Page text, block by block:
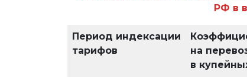
РФ в
Период индексации
тарифов
на
в